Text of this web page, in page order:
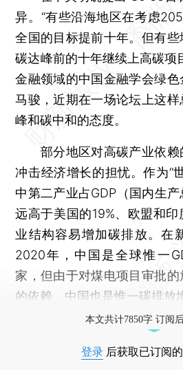
异。“有些沿海地区在考虑
全国的目标提前十年。但有
碳达峰前的十年继续上高碳项
金融领域的中国金融学会绿
马骏，近期在一场论坛上这
峰和碳中和的态度。
部分地区对高碳产业依赖
冲击经济增长的担忧。作为“
中第二产业占GDP（国内生产
远高于美国的19%、欧盟和
业结构容易增加碳排放。在
2020年，中国是全球惟一
家，但由于对煤电项目审批
的依赖，中国也是惟一碳排放
本文共计7850字 订阅
登录 后获取已订阅